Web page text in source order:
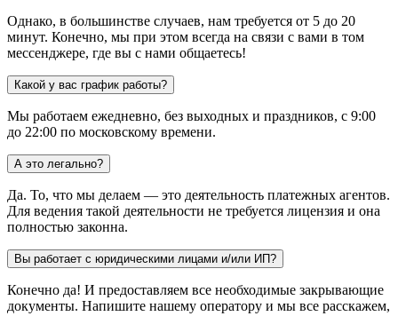
Однако, в большинстве случаев, нам требуется от 5 до 20
минут. Конечно, мы при этом всегда на связи с вами в том
мессенджере, где вы с нами общаетесь!
Какой у вас график работы?
Мы работаем ежедневно, без выходных и праздников, с 9:00
до 22:00 по московскому времени.
А это легально?
Да. То, что мы делаем — это деятельность платежных агентов.
Для ведения такой деятельности не требуется лицензия и она
полностью законна.
Вы работает с юридическими лицами и/или ИП?
Конечно да! И предоставляем все необходимые закрывающие
документы. Напишите нашему оператору и мы все расскажем,